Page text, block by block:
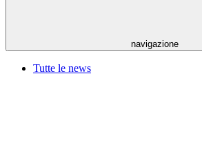
navigazione
Tutte le news